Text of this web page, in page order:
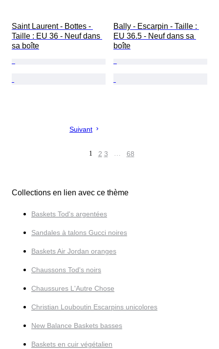
Saint Laurent - Bottes -
Taille : EU 36 - Neuf dans
sa boîte
Bally - Escarpin - Taille :
EU 36.5 - Neuf dans sa
boîte
Suivant
1 2 3 … 68
Collections en lien avec ce thème
Baskets Tod's argentées
Sandales à talons Gucci noires
Baskets Air Jordan oranges
Chaussons Tod's noirs
Chaussures L'Autre Chose
Christian Louboutin Escarpins unicolores
New Balance Baskets basses
Baskets en cuir végétalien